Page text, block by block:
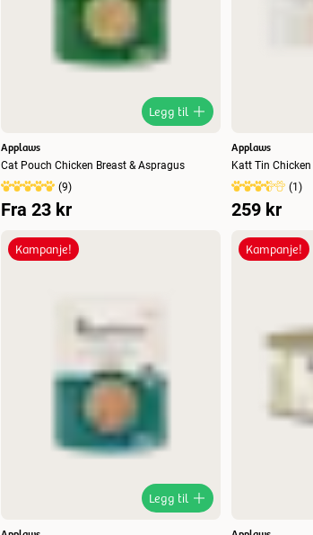
Legg til
Applaws
Cat Pouch Chicken Breast & Aspragus
(9)
Fra 23 kr
Applaws
Katt Tin
(1)
259 kr
Kampanje!
Legg til
Kampanje!